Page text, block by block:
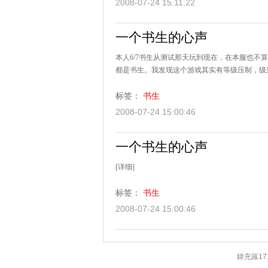
2008-07-24 15:11:22
一个书生的心声
本人6/7书生从测试那天玩到现在，在本服也不
都是书生。我发现这个游戏其实有等级压制，
标签： 书生
2008-07-24 15:00:46
一个书生的心声
[详细]
标签： 书生
2008-07-24 15:00:46
鍏充簬